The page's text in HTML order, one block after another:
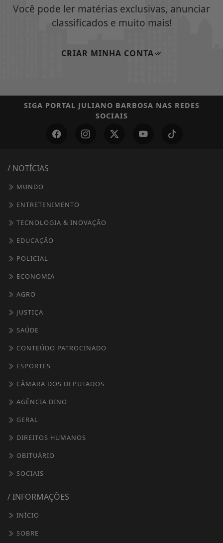
Você pode ler matérias exclusivas, anunciar
classificados e muito mais!
CRIAR MINHA CONTA
SIGA PORTAL JULIANO BARBOSA NAS REDES
SOCIAIS
/ NOTÍCIAS
MUNDO
ENTRETENIMENTO
TECNOLOGIA & INOVAÇÃO
EDUCAÇÃO
POLICIAL
ECONOMIA
AGRO
JUSTIÇA
SAÚDE
CONTEÚDO PATROCINADO
ESPORTES
CÂMARA DOS DEPUTADOS
AGÊNCIA DINO
GERAL
DIREITOS HUMANOS
OBITUÁRIO
SOCIAIS
/ INFORMAÇÕES
INÍCIO
SOBRE